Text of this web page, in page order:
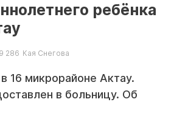
ребёнка
9 286 Кая Снегова
16 микрорайоне Актау.
в больницу. Об
департаменте полиции